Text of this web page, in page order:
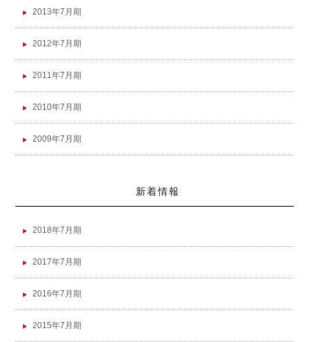
2013年7月期
2012年7月期
2011年7月期
2010年7月期
2009年7月期
新着情報
2018年7月期
2017年7月期
2016年7月期
2015年7月期